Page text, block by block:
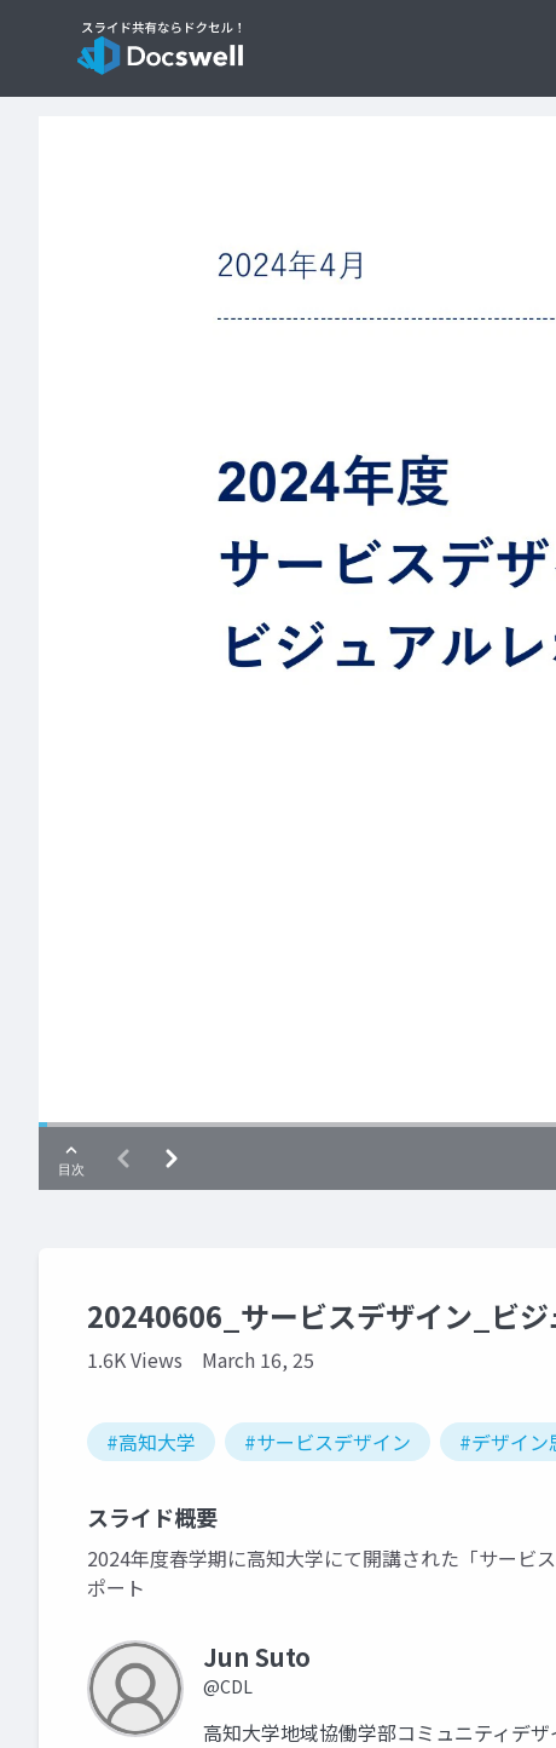
20240606_サービスデザイン_ビ
1.6K Views March 16, 25
#高知大学 #サービスデザイン #デザイン
スライド概要
2024年度春学期に高知大学にて開講された「サービ
ポート
Jun Suto
@CDL
高知大学地域協働学部コミュニティデザ